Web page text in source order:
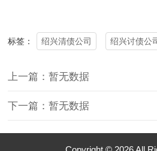
标签： 绍兴清债公司 绍兴讨债公
上一篇：暂无数据
下一篇：暂无数据